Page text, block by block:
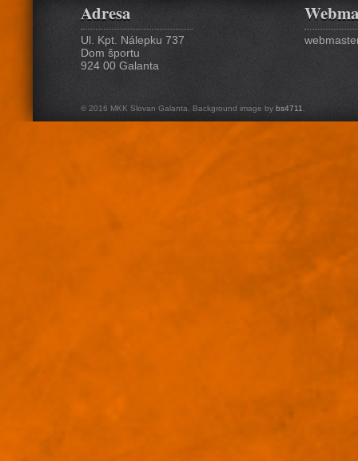
Adresa
Ul. Kpt. Nálepku 737
Dom športu
924 00 Galanta
© 2016 MKK Slovan Galanta. Background image by bs4711